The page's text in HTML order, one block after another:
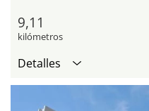
9,11
kilómetros
Detalles